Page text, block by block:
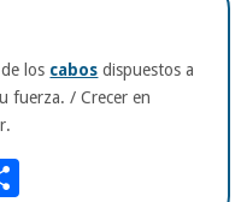
los cabos dispuestos a
fuerza. / Crecer en